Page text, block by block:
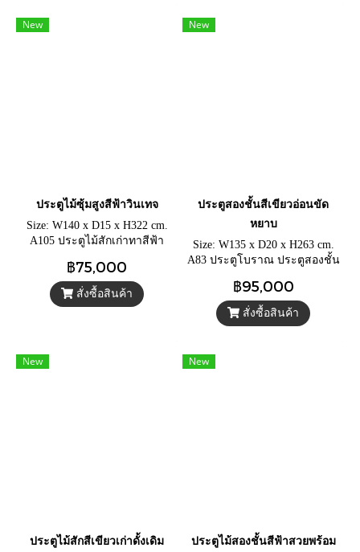
New
ประตูไม้ซุ้มสูงสีฟ้าวินเทจ
Size: W140 x D15 x H322 cm.
A105 ประตูไม้สักเก่าทาสีฟ้า
กระจกสีสัน
฿75,000
สั่งซื้อสินค้า
New
ประตูสองชั้นสีเขียวอ่อนขัด
หยาบ
Size: W135 x D20 x H263 cm.
A83 ประตูโบราณ ประตูสองชั้น
กลึง ท้อปกระจกสี พร้อมกลอน
ยาวทองเหลืองแท้
฿95,000
สั่งซื้อสินค้า
New
ประตูไม้สักสีเขียวเก่าดั้งเดิม
New
ประตูไม้สองชั้นสีฟ้าสวยพร้อม